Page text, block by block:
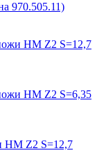
970.505.11)
HM Z2 S=12,7
HM Z2 S=6,35
HM Z2 S=12,7